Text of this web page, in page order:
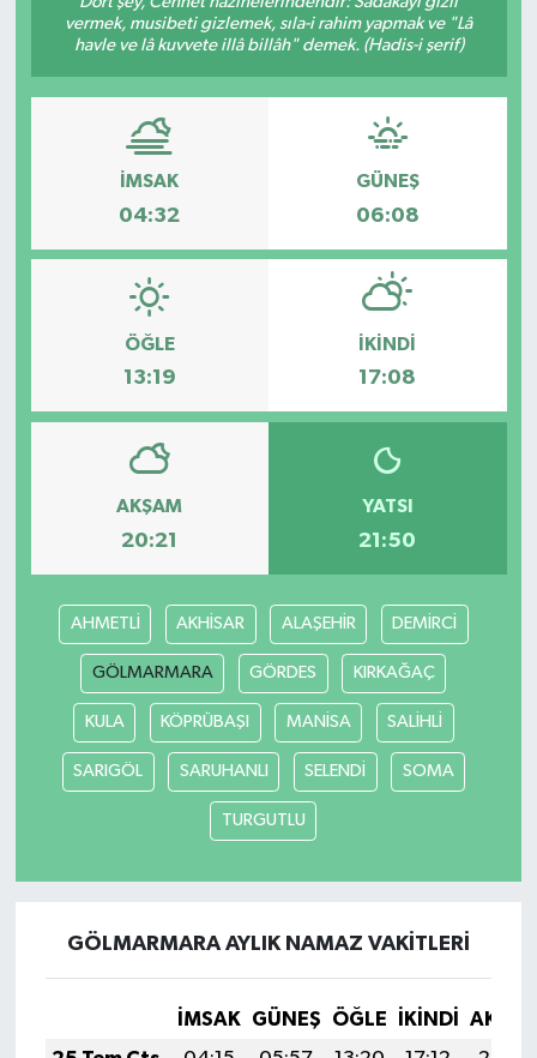
vermek, musibeti gizlemek, sıla-i rahim yapmak ve "Lâ
havle ve lâ kuvvete illâ billâh" demek. (Hadis-i şerif)
İMSAK
04:32
GÜNEŞ
06:08
ÖĞLE
13:19
İKINDI
17:08
AKŞAM
20:21
YATSI
21:50
AHMETLİ AKHİSAR ALAŞEHİR DEMİRCİ
GÖLMARMARA GÖRDES KIRKAĞAÇ
KULA KÖPRÜBAŞI MANİSA SALİHLİ
SARIGÖL SARUHANLI SELENDİ SOMA
TURGUTLU
GÖLMARMARA AYLIK NAMAZ VAKITLERI
İMSAK GÜNEŞ ÖĞLE İKINDI
KÜLTÜR SANAT
MAGAZİN
SİYASET
TEKNOLOJİ
VİZYONDAKİLER
YAŞAM